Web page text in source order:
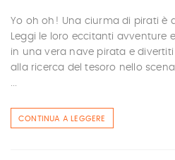
Yo oh oh! Una ciurma di pirati è
Leggi le loro eccitanti avventure
in una vera nave pirata e
alla ricerca del tesoro nello
...
CONTINUA A LEGGERE